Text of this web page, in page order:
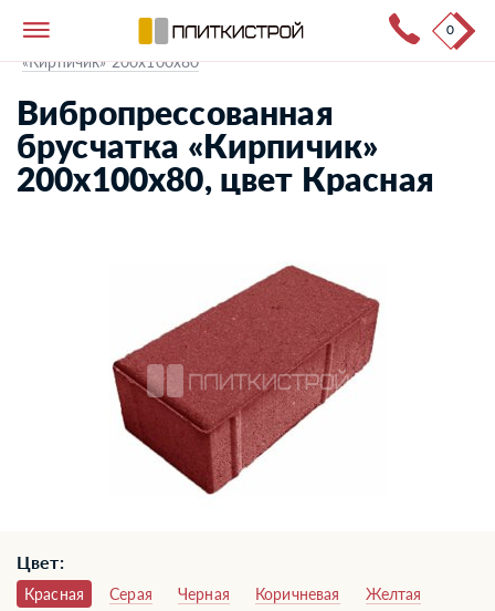
0
Тротуарная плитка → Каталог продукции
«Кирпичик» 200х100х80
Вибропрессованная
брусчатка «Кирпичик»
200х100х80, цвет Красная
Цвет:
Красная Серая Черная Коричневая Желтая